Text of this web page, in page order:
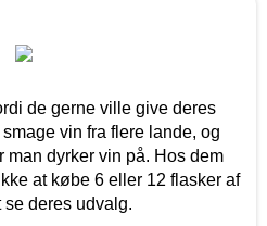
de gerne ville give deres
vin fra flere lande, og
man dyrker vin på. Hos dem
at købe 6 eller 12 flasker af
deres udvalg.